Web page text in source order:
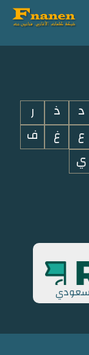
د ذ
ر
ع غ
ف
ي